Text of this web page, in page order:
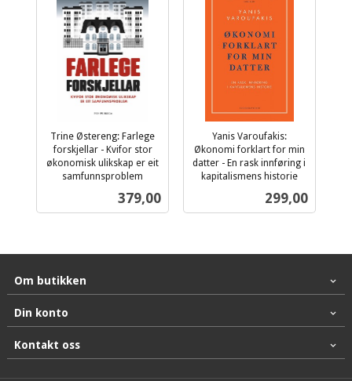
Trine Østereng: Farlege
forskjellar - Kvifor stor
økonomisk ulikskap er eit
samfunnsproblem
Pris
379,00
Yanis Varoufakis:
Økonomi forklart for min
datter - En rask innføring i
kapitalismens historie
Pris
299,00
Om butikken
Din konto
Kontakt oss